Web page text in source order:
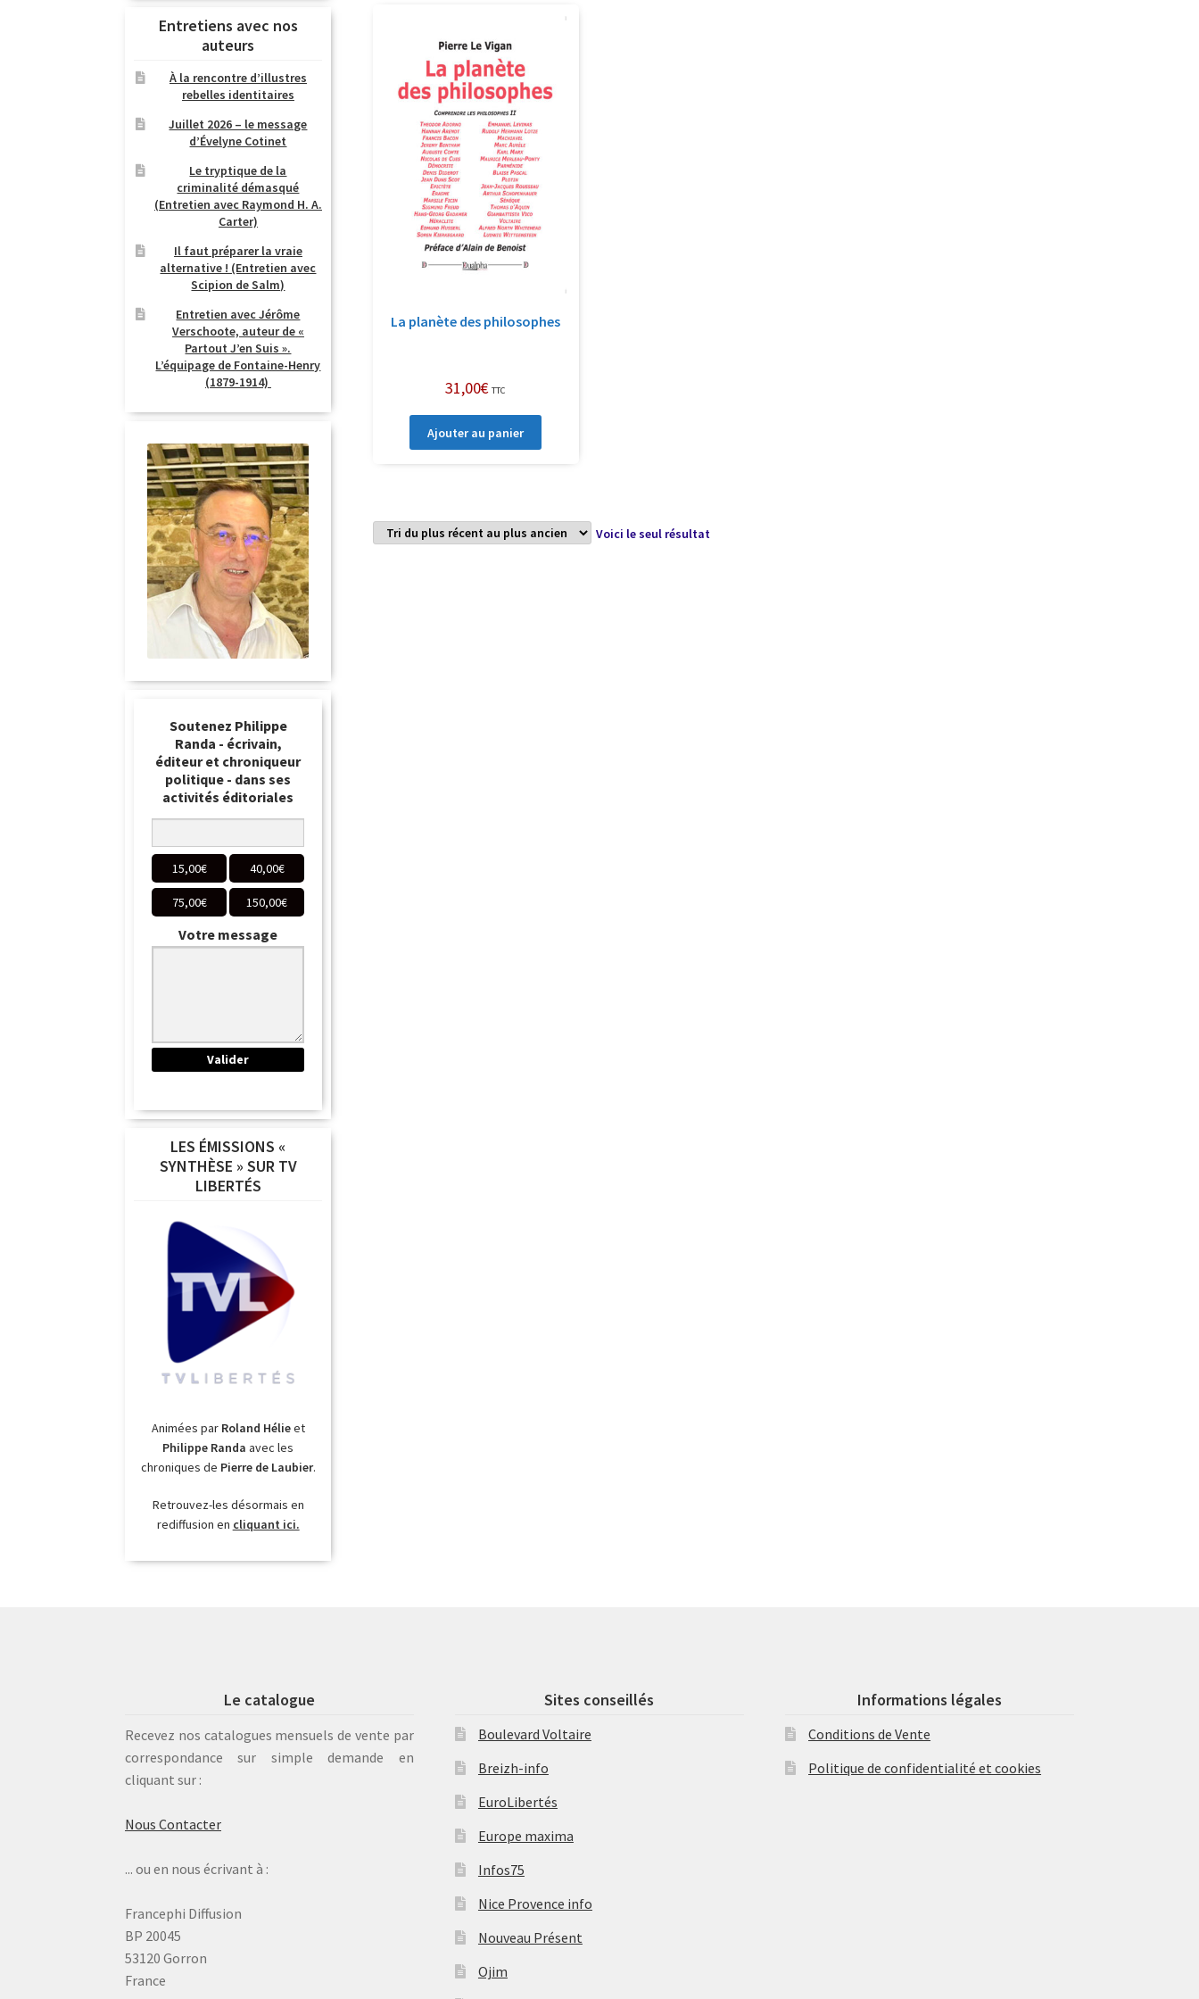
La planète des philosophes
31,00€ TTC
Ajouter au panier
Voici le seul résultat
Entretiens avec nos
auteurs
À la rencontre d’illustres
rebelles identitaires
Juillet 2026 – le message
d’Évelyne Cotinet
Le tryptique de la
criminalité démasqué
(Entretien avec Raymond H. A.
Carter)
Il faut préparer la vraie
alternative ! (Entretien avec
Scipion de Salm)
Entretien avec Jérôme
Verschoote, auteur de «
Partout J’en Suis ».
L’équipage de Fontaine-Henry
(1879-1914)
Soutenez Philippe
Randa - écrivain,
éditeur et chroniqueur
politique - dans ses
activités éditoriales
15,00€ 40,00€
75,00€ 150,00€
Votre message
LES ÉMISSIONS «
SYNTHÈSE » SUR TV
LIBERTÉS
Animées par Roland Hélieet
Philippe Randa avec les
chroniques de Pierre de Laubier.
Retrouvez-les désormais en
rediffusion en cliquant ici.
Le catalogue
Recevez nos catalogues mensuels de vente par
correspondance sur simple demande en
cliquant sur :
Nous Contacter
... ou en nous écrivant à :
Francephi Diffusion
BP 20045
53120 Gorron
France
Sites conseillés
Boulevard Voltaire
Breizh-info
EuroLibertés
Europe maxima
Infos75
Nice Provence info
Nouveau Présent
Ojim
Informations légales
Conditions de Vente
Politique de confidentialité et cookies